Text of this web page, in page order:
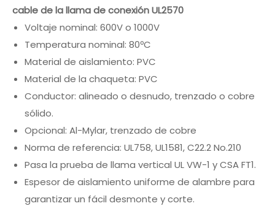
cable de la llama de conexión UL2570
Voltaje nominal: 600V o 1000V
Temperatura nominal: 80ºC
Material de aislamiento: PVC
Material de la chaqueta: PVC
Conductor: alineado o desnudo, trenzado o cobre
sólido.
Opcional: Al-Mylar, trenzado de cobre
Norma de referencia: UL758, UL1581, C22.2 No.210
Pasa la prueba de llama vertical UL VW-1 y CSA FT1.
Espesor de aislamiento uniforme de alambre para
garantizar un fácil desmonte y corte.